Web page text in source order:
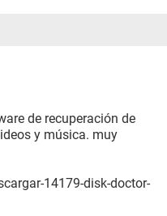
de recuperación de
y música. muy
14179-disk-doctor-